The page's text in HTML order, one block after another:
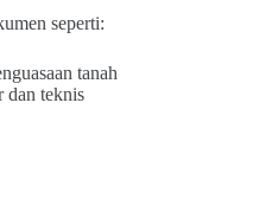
seperti:
tanah
dan teknis